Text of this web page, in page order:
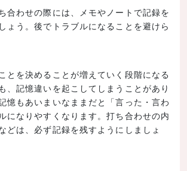
合わせの際には、メモやノートで記録を
ょう。後でトラブルになることを避けら
とを決めることが増えていく段階になる
、記憶違いを起こしてしまうことがあり
憶もあいまいなままだと「言った・言わ
になりやすくなります。打ち合わせの内
どは、必ず記録を残すようにしましょ